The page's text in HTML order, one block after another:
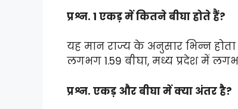
प्रश्न. 1 एकड़ में कितने बीघा होते हैं?
यह मान राज्य के अनुसार भिन्न होता
लगभग 1.59 बीघा, मध्य प्रदेश में
प्रश्न. एकड़ और बीघा में क्या अंतर है?